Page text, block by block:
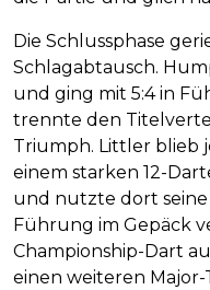
Die Schlussphase
Schlagabtausch.
und ging mit 5:4 in
trennte den
Triumph. Littler blieb
einem starken 12-
und nutzte dort seine
Führung im Gepäck
Championship-Dart
einen weiteren